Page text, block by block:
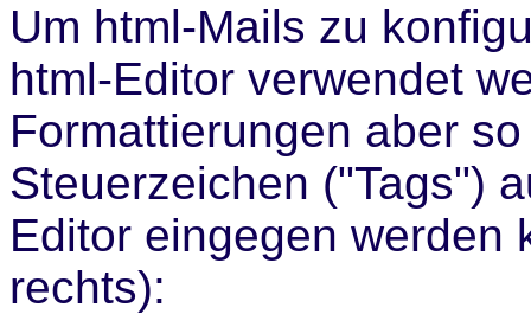
Um html-Mails zu
html-Editor verwendet
Formattierungen aber
Steuerzeichen ("Tags")
Editor eingegen werden
rechts):